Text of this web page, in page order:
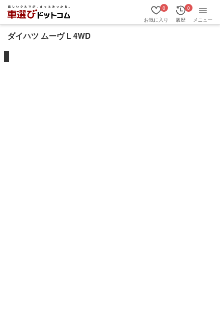
お気に入り
0
履歴
0
メニュー
ダイハツ ムーヴ L 4WD